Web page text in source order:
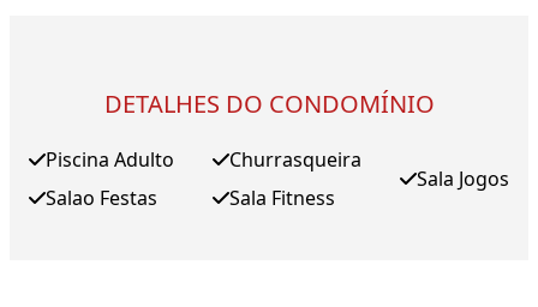
DETALHES DO CONDOMÍNIO
Piscina Adulto
Salao Festas
Churrasqueira
Sala Fitness
Sala Jogos